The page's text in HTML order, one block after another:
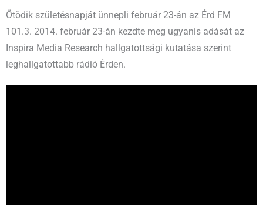
Ötödik születésnapját ünnepli február 23-án az Érd FM
101.3. 2014. február 23-án kezdte meg ugyanis adását az
Inspira Media Research hallgatottsági kutatása szerint
leghallgatottabb rádió Érden.